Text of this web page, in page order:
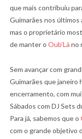
que mais contribuiu
Guimarães nos
mas o proprietário
de manter o Oub’Lá no
Sem avançar com
Guimarães que janeiro
encerramento, com
Sábados com DJ Sets
Para já, sabemos que o
com o grande objetivo